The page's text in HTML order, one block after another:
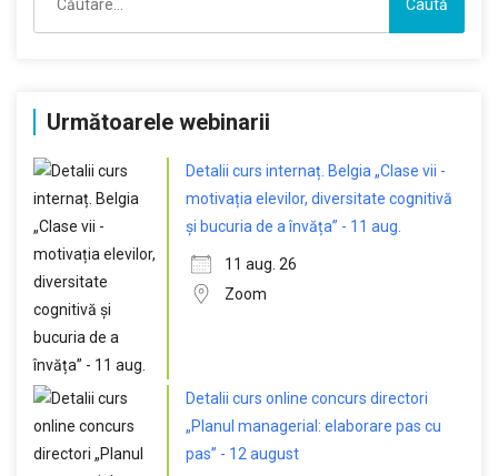
după:
Următoarele webinarii
Detalii curs internaț. Belgia „Clase vii -
motivația elevilor, diversitate cognitivă
și bucuria de a învăța” - 11 aug.
11 aug. 26
Zoom
Detalii curs online concurs directori
„Planul managerial: elaborare pas cu
pas” - 12 august